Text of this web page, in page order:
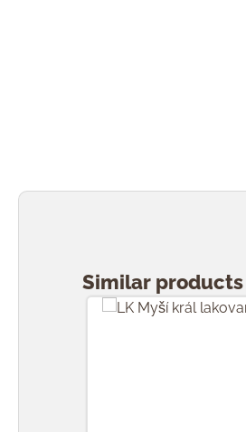
Similar products